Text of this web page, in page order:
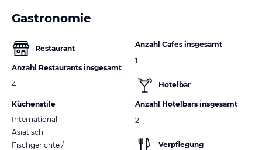
Gastronomie
Restaurant
Anzahl Restaurants insgesamt
4
Küchenstile
International
Asiatisch
Fischgerichte /
Anzahl Cafes insgesamt
1
Hotelbar
Anzahl Hotelbars insgesamt
2
Verpflegung